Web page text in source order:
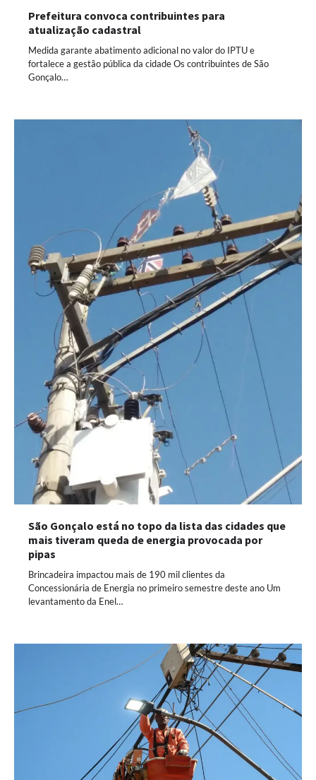
Prefeitura convoca contribuintes para
atualização cadastral
Medida garante abatimento adicional no valor do IPTU e
fortalece a gestão pública da cidade Os contribuintes de São
Gonçalo…
São Gonçalo está no topo da lista das cidades que
mais tiveram queda de energia provocada por
pipas
Brincadeira impactou mais de 190 mil clientes da
Concessionária de Energia no primeiro semestre deste ano Um
levantamento da Enel…